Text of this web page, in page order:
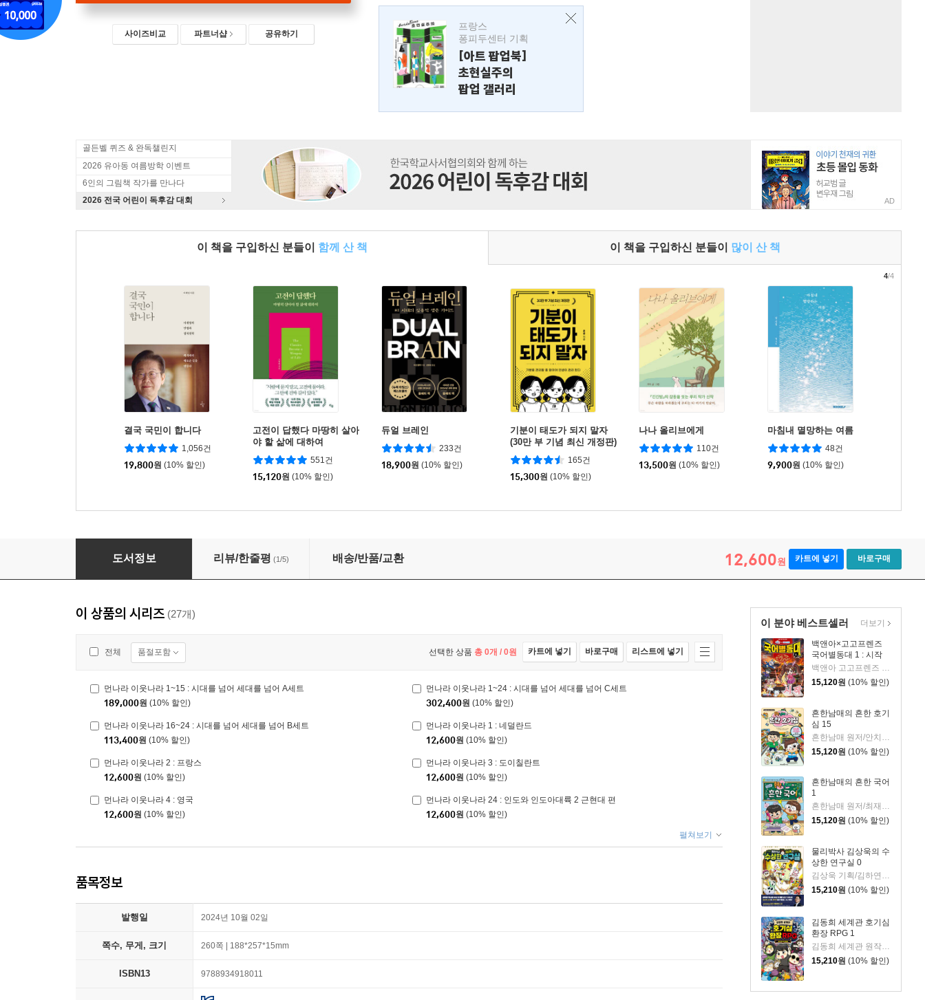
사이즈비교 파트너샵 공유하기
프랑스
퐁피두센터 기획
[아트 팝업북]
초현실주의
팝업 갤러리
골든벨 퀴즈 & 완독챌린지
2026 유아동 여름방학 이벤트
6인의 그림책 작가를 만나다
2026 전국 어린이 독후감 대회
AD
이 책을 구입하신 분들이 함께 산 책 이 책을 구입하신 분들이 많이 산 책
결국 국민이 합니다
1,056건
19,800원 (10% 할인)
고전이 답했다 마땅히 살아
야 할 삶에 대하여
551건
15,120원 (10% 할인)
듀얼 브레인
233건
18,900원 (10% 할인)
기분이 태도가 되지 말자
(30만 부 기념 최신 개정판)
165건
15,300원 (10% 할인)
나나 올리브에게
110건
13,500원 (10% 할인)
마침내 멸망하는 여름
48건
9,900원 (10% 할인)
4/4
먼나라 이웃나라 10 : 미국1 미국인 편
도서정보 리뷰/한줄평 (1/5) 배송/반품/교환 12,600원 카트에 넣기 바로구매
이 분야 베스트셀러
백앤아×고고프렌즈
국어별동대 1 : 시작
백앤아 고고프렌즈 원저/한바리 글/정수영 그림/김선 감수
15,120원 (10% 할인)
흔한남매의 흔한 호기
심 15
흔한남매 원저/안치현 글/유난희 그림/이정모,흔한컴퍼니 감수
15,120원 (10% 할인)
흔한남매의 흔한 국어
1
흔한남매 원저/최재연 글/도니패밀리 그림
15,120원 (10% 할인)
물리박사 김상욱의 수
상한 연구실 0
김상욱 기획/김하연 글/정순규 그림
15,210원 (10% 할인)
김동희 세계관 호기심
환장 RPG 1
15,210원 (10% 할인)
더보기
이 상품의 시리즈 (27개)
전체 품절포함 선택한 상품 총 0개 / 0원 카트에 넣기 바로구매 리스트에 넣기
먼나라 이웃나라 1~15 : 시대를 넘어 세대를 넘어 A세트
189,000원 (10% 할인)
먼나라 이웃나라 1~24 : 시대를 넘어 세대를 넘어 C세트
302,400원 (10% 할인)
먼나라 이웃나라 16~24 : 시대를 넘어 세대를 넘어 B세트
113,400원 (10% 할인)
먼나라 이웃나라 1 : 네덜란드
12,600원 (10% 할인)
먼나라 이웃나라 2 : 프랑스
12,600원 (10% 할인)
먼나라 이웃나라 3 : 도이칠란트
12,600원 (10% 할인)
먼나라 이웃나라 4 : 영국
12,600원 (10% 할인)
먼나라 이웃나라 24 : 인도와 인도아대륙 2 근현대 편
12,600원 (10% 할인)
펼쳐보기
품목정보
발행일 2024년 10월 02일
쪽수, 무게, 크기 260쪽 | 188*257*15mm
ISBN13 9788934918011